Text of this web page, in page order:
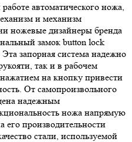
автоматического ножа,
и механизм
ножевые дизайнеры бренда
замок button lock
запорная система надежно
так и в рабочем
на кнопку привести
От самопроизвольного
надежным
ножа напрямую
его производительности
стали, используемой